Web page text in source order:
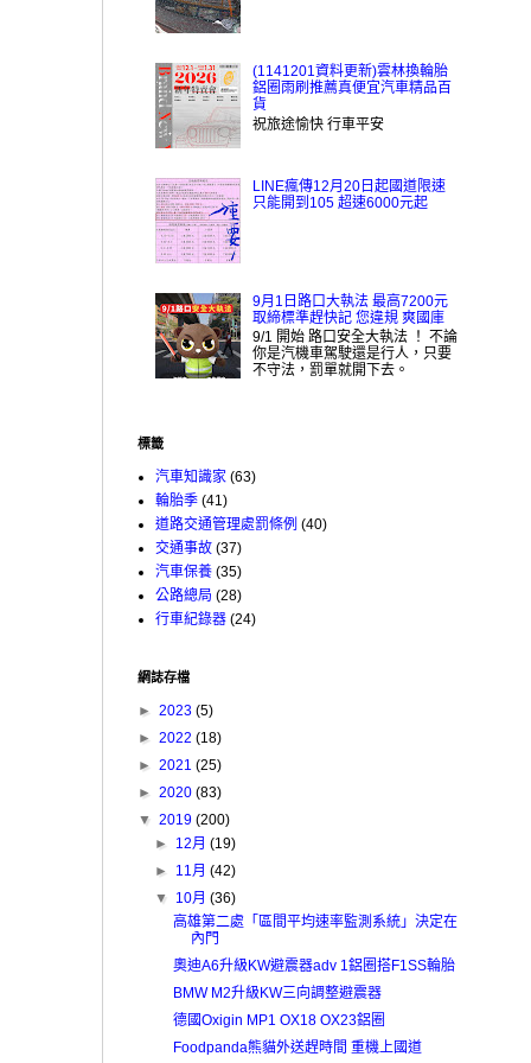
(1141201資料更新)雲林換輪胎
鋁圈雨刷推薦真便宜汽車精品百
貨
祝旅途愉快 行車平安
LINE瘋傳12月20日起國道限速
只能開到105 超速6000元起
9月1日路口大執法 最高7200元
取締標準趕快記 您違規 爽國庫
9/1 開始 路口安全大執法 ！ 不論
你是汽機車駕駛還是行人，只要
不守法，罰單就開下去。
標籤
汽車知識家 (63)
輪胎季 (41)
道路交通管理處罰條例 (40)
交通事故 (37)
汽車保養 (35)
公路總局 (28)
行車紀錄器 (24)
網誌存檔
► 2023 (5)
► 2022 (18)
► 2021 (25)
► 2020 (83)
▼ 2019 (200)
► 12月(19)
► 11月(42)
▼ 10月(36)
高雄第二處「區間平均速率監測系統」決定在
內門
奧迪A6升級KW避震器adv 1鋁圈搭F1SS輪胎
BMW M2升級KW三向調整避震器
德國Oxigin MP1 OX18 OX23鋁圈
Foodpanda熊貓外送趕時間 重機上國道